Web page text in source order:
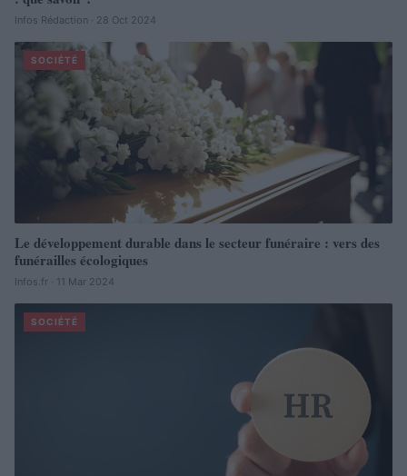
Infos Rédaction · 28 Oct 2024
SOCIÉTÉ
Le développement durable dans le secteur funéraire : vers des
funérailles écologiques
Infos.fr · 11 Mar 2024
SOCIÉTÉ